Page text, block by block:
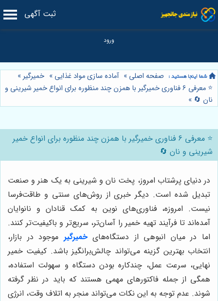
ثبت آگهی
صفحه اصلی » آماده سازی مواد غذایی » خمیرگیر»
⭐️ معرفی 6 فناوری خمیرگیر با همزن چند منظوره برای انواع خمیر شیرینی و
نان 🔄 »
⭐️ معرفی 6 فناوری خمیرگیر با همزن چند منظوره برای انواع خمیر
شیرینی و نان 🔄
در دنیای پرشتاب امروز، پخت نان و شیرینی به یک هنر و صنعت
تبدیل شده است. دیگر خبری از روش‌های سنتی و طاقت‌فرسا
نیست. امروزه، فناوری‌های نوین به کمک قنادان و نانوایان
آمده‌اند تا فرآیند تهیه خمیر را آسان‌تر، سریع‌تر و باکیفیت‌تر کنند.
اما در میان انبوهی از دستگاه‌هایخمیرگیر موجود در بازار،
انتخاب بهترین گزینه می‌تواند چالش‌برانگیز باشد. کیفیت خمیر
نهایی، سرعت عمل، چندکاره بودن دستگاه و سهولت استفاده،
همگی از جمله فاکتورهای مهمی هستند که باید در نظر گرفته
شوند. عدم توجه به این نکات می‌تواند منجر به اتلاف وقت، انرژی